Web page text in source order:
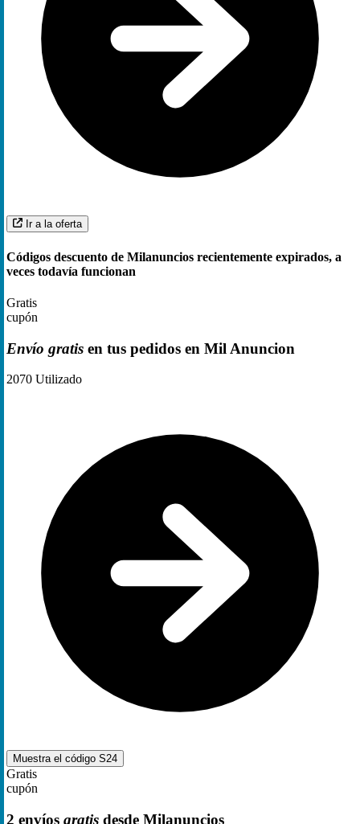
Ir a la oferta
Códigos descuento de Milanuncios recientemente expirados, a
veces todavía funcionan
Gratis
cupón
Envío gratis en tus pedidos en Mil Anuncion
2070 Utilizado
Muestra el código S24
Gratis
cupón
2 envíos gratis desde Milanuncios